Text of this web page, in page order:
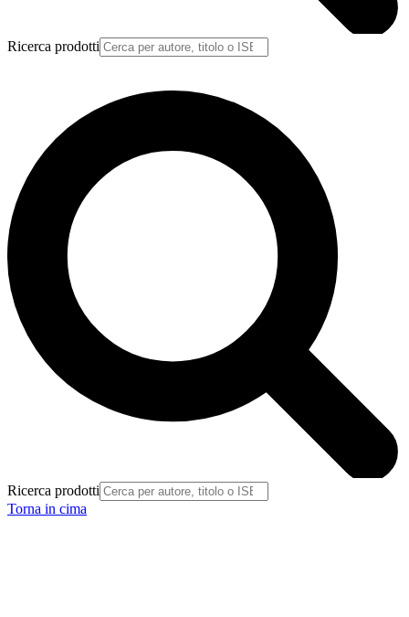
Ricerca prodotti
Ricerca prodotti
Torna in cima